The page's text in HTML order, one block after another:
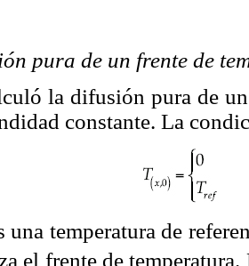
pura de un frente de
la difusión pura de
constante. La
una temperatura de
el frente de